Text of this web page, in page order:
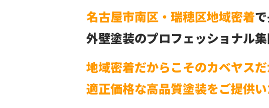
名古屋市南区・瑞穂区地域密着
外壁塗装のプロフェッショナル集
地域密着だからこそのカベヤスだ
適正価格な高品質塗装をご提供い